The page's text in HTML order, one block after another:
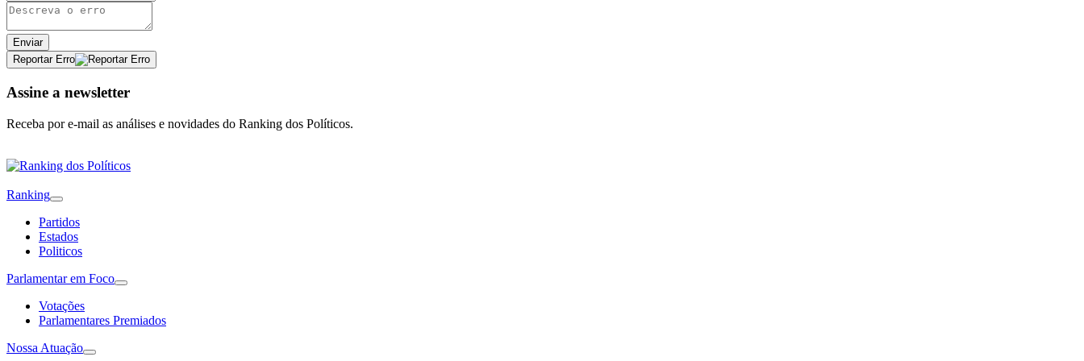
Enviar
Reportar Erro
Assine a newsletter
Receba por e-mail as análises e novidades do Ranking dos Políticos.
Ranking
Partidos
Estados
Politicos
Parlamentar em Foco
Votações
Parlamentares Premiados
Nossa Atuação